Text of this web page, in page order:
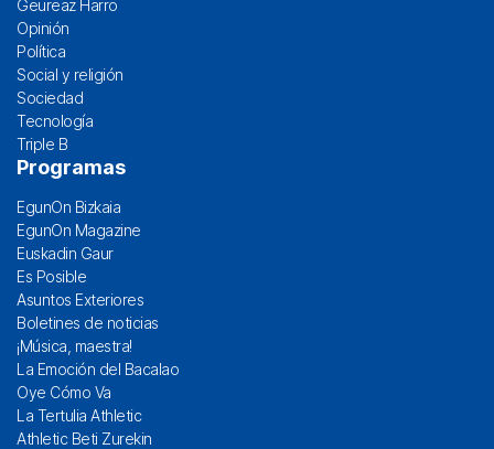
Geureaz Harro
Opinión
Política
Social y religión
Sociedad
Tecnología
Triple B
Programas
EgunOn Bizkaia
EgunOn Magazine
Euskadin Gaur
Es Posible
Asuntos Exteriores
Boletines de noticias
¡Música, maestra!
La Emoción del Bacalao
Oye Cómo Va
La Tertulia Athletic
Athletic Beti Zurekin